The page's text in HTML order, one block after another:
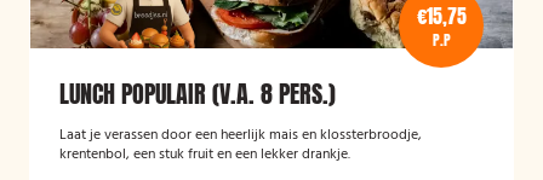
€15,75
P.P
LUNCH POPULAIR (V.A. 8 PERS.)
Laat je verassen door een heerlijk mais en klossterbroodje,
krentenbol, een stuk fruit en een lekker drankje.